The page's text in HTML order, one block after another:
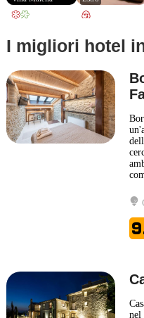
I migliori hotel
di
nel